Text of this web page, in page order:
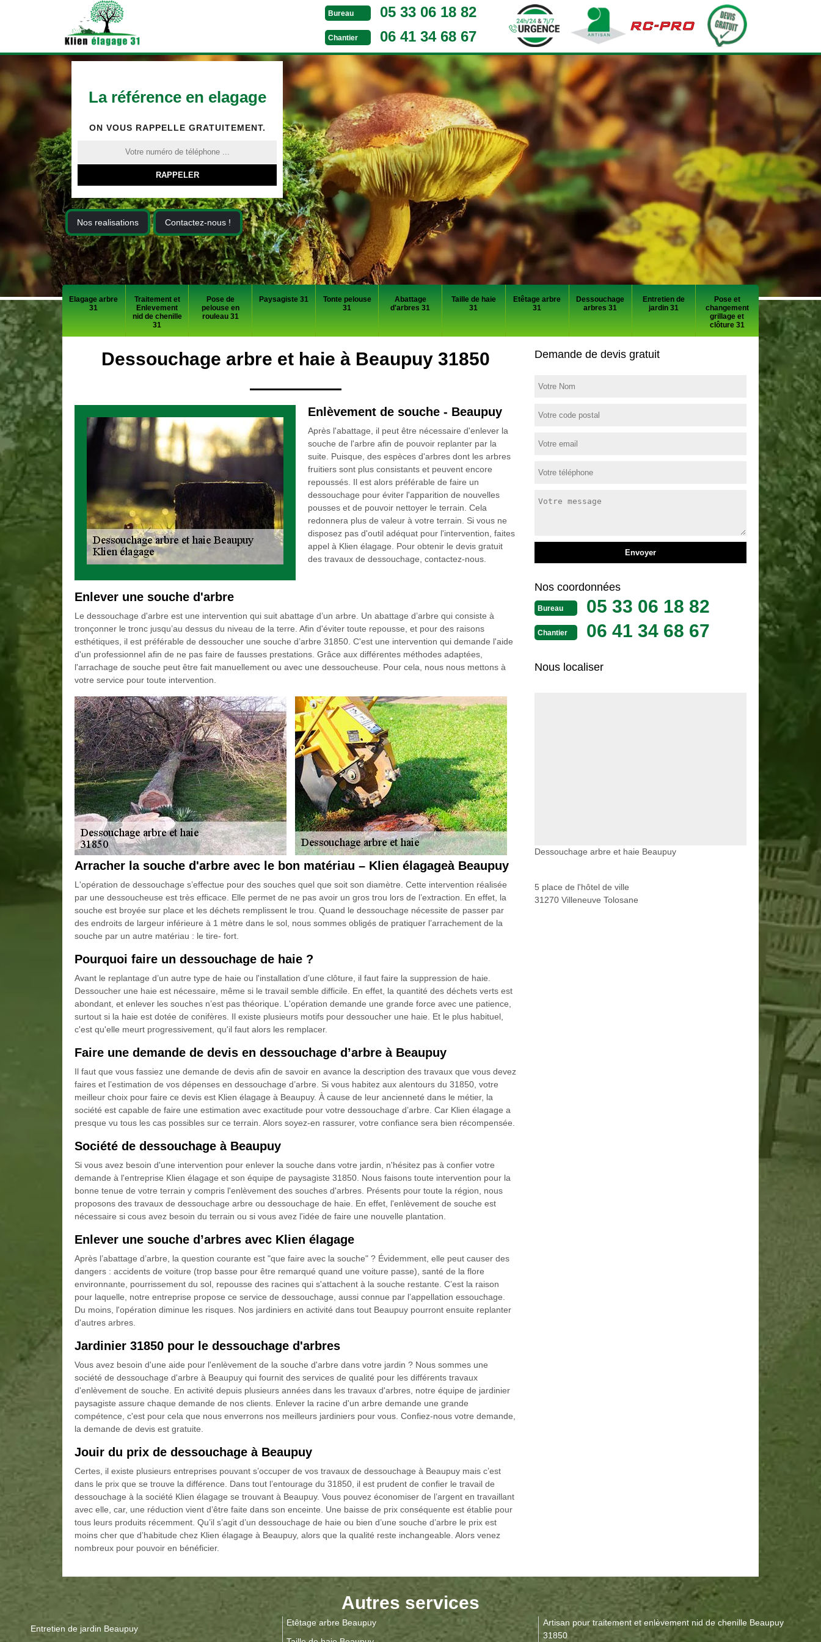
Bureau 05 33 06 18 82
Chantier 06 41 34 68 67
La référence en elagage
ON VOUS RAPPELLE GRATUITEMENT.
Nos realisations Contactez-nous !
Elagage arbre
31
Traitement et
Enlevement
nid de chenille
31
Pose de
pelouse en
rouleau 31
Paysagiste 31
Tonte pelouse
31
Abattage
d'arbres 31
Taille de haie
31
Etêtage arbre
31
Dessouchage
arbres 31
Entretien de
jardin 31
Pose et
changement
grillage et
clôture 31
Dessouchage arbre et haie à Beaupuy 31850
Enlèvement de souche - Beaupuy
Après l'abattage, il peut être nécessaire d'enlever la
souche de l'arbre afin de pouvoir replanter par la
suite. Puisque, des espèces d'arbres dont les arbres
fruitiers sont plus consistants et peuvent encore
repoussés. Il est alors préférable de faire un
dessouchage pour éviter l'apparition de nouvelles
pousses et de pouvoir nettoyer le terrain. Cela
redonnera plus de valeur à votre terrain. Si vous ne
disposez pas d'outil adéquat pour l'intervention, faites
appel à Klien élagage. Pour obtenir le devis gratuit
des travaux de dessouchage, contactez-nous.
Enlever une souche d'arbre
Le dessouchage d'arbre est une intervention qui suit abattage d’un arbre. Un abattage d’arbre qui consiste à
tronçonner le tronc jusqu’au dessus du niveau de la terre. Afin d'éviter toute repousse, et pour des raisons
esthétiques, il est préférable de dessoucher une souche d’arbre 31850. C'est une intervention qui demande l'aide
d'un professionnel afin de ne pas faire de fausses prestations. Grâce aux différentes méthodes adaptées,
l'arrachage de souche peut être fait manuellement ou avec une dessoucheuse. Pour cela, nous nous mettons à
votre service pour toute intervention.
Arracher la souche d'arbre avec le bon matériau – Klien élagageà Beaupuy
L'opération de dessouchage s’effectue pour des souches quel que soit son diamètre. Cette intervention réalisée
par une dessoucheuse est très efficace. Elle permet de ne pas avoir un gros trou lors de l’extraction. En effet, la
souche est broyée sur place et les déchets remplissent le trou. Quand le dessouchage nécessite de passer par
des endroits de largeur inférieure à 1 mètre dans le sol, nous sommes obligés de pratiquer l’arrachement de la
souche par un autre matériau : le tire- fort.
Pourquoi faire un dessouchage de haie ?
Avant le replantage d’un autre type de haie ou l'installation d’une clôture, il faut faire la suppression de haie.
Dessoucher une haie est nécessaire, même si le travail semble difficile. En effet, la quantité des déchets verts est
abondant, et enlever les souches n’est pas théorique. L'opération demande une grande force avec une patience,
surtout si la haie est dotée de conifères. Il existe plusieurs motifs pour dessoucher une haie. Et le plus habituel,
c'est qu'elle meurt progressivement, qu'il faut alors les remplacer.
Faire une demande de devis en dessouchage d’arbre à Beaupuy
Il faut que vous fassiez une demande de devis afin de savoir en avance la description des travaux que vous devez
faires et l’estimation de vos dépenses en dessouchage d’arbre. Si vous habitez aux alentours du 31850, votre
meilleur choix pour faire ce devis est Klien élagage à Beaupuy. À cause de leur ancienneté dans le métier, la
société est capable de faire une estimation avec exactitude pour votre dessouchage d’arbre. Car Klien élagage a
presque vu tous les cas possibles sur ce terrain. Alors soyez-en rassurer, votre confiance sera bien récompensée.
Société de dessouchage à Beaupuy
Si vous avez besoin d'une intervention pour enlever la souche dans votre jardin, n'hésitez pas à confier votre
demande à l'entreprise Klien élagage et son équipe de paysagiste 31850. Nous faisons toute intervention pour la
bonne tenue de votre terrain y compris l'enlèvement des souches d'arbres. Présents pour toute la région, nous
proposons des travaux de dessouchage arbre ou dessouchage de haie. En effet, l'enlèvement de souche est
nécessaire si cous avez besoin du terrain ou si vous avez l'idée de faire une nouvelle plantation.
Enlever une souche d’arbres avec Klien élagage
Après l’abattage d’arbre, la question courante est "que faire avec la souche" ? Évidemment, elle peut causer des
dangers : accidents de voiture (trop basse pour être remarqué quand une voiture passe), santé de la flore
environnante, pourrissement du sol, repousse des racines qui s'attachent à la souche restante. C’est la raison
pour laquelle, notre entreprise propose ce service de dessouchage, aussi connue par l’appellation essouchage.
Du moins, l'opération diminue les risques. Nos jardiniers en activité dans tout Beaupuy pourront ensuite replanter
d'autres arbres.
Jardinier 31850 pour le dessouchage d'arbres
Vous avez besoin d'une aide pour l'enlèvement de la souche d'arbre dans votre jardin ? Nous sommes une
société de dessouchage d'arbre à Beaupuy qui fournit des services de qualité pour les différents travaux
d'enlèvement de souche. En activité depuis plusieurs années dans les travaux d'arbres, notre équipe de jardinier
paysagiste assure chaque demande de nos clients. Enlever la racine d'un arbre demande une grande
compétence, c'est pour cela que nous enverrons nos meilleurs jardiniers pour vous. Confiez-nous votre demande,
la demande de devis est gratuite.
Jouir du prix de dessouchage à Beaupuy
Certes, il existe plusieurs entreprises pouvant s’occuper de vos travaux de dessouchage à Beaupuy mais c’est
dans le prix que se trouve la différence. Dans tout l’entourage du 31850, il est prudent de confier le travail de
dessouchage à la société Klien élagage se trouvant à Beaupuy. Vous pouvez économiser de l’argent en travaillant
avec elle, car, une réduction vient d’être faite dans son enceinte. Une baisse de prix conséquente est établie pour
tous leurs produits récemment. Qu’il s’agit d’un dessouchage de haie ou bien d’une souche d’arbre le prix est
moins cher que d’habitude chez Klien élagage à Beaupuy, alors que la qualité reste inchangeable. Alors venez
nombreux pour pouvoir en bénéficier.
Demande de devis gratuit
Nos coordonnées
Bureau 05 33 06 18 82
Chantier 06 41 34 68 67
Nous localiser
Dessouchage arbre et haie Beaupuy
5 place de l'hôtel de ville
31270 Villeneuve Tolosane
Autres services
Entretien de jardin Beaupuy
Etêtage arbre Beaupuy
Artisan pour traitement et enlèvement nid de chenille Beaupuy
31850